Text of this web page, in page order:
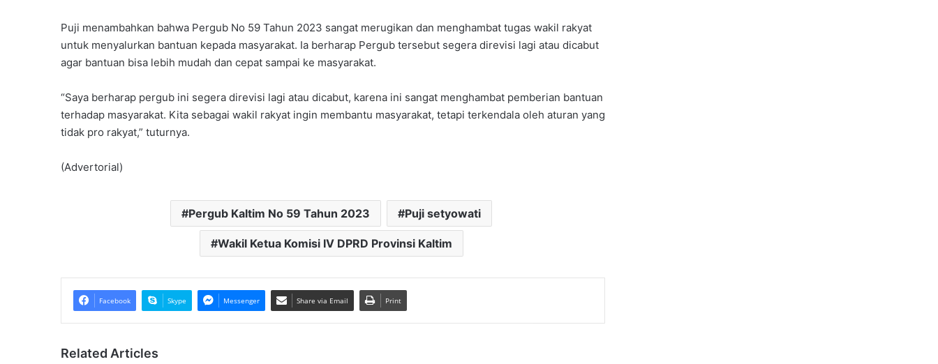
Puji menambahkan bahwa Pergub No 59 Tahun 2023 sangat merugikan dan menghambat tugas wakil rakyat
untuk menyalurkan bantuan kepada masyarakat. Ia berharap Pergub tersebut segera direvisi lagi atau dicabut
agar bantuan bisa lebih mudah dan cepat sampai ke masyarakat.
“Saya berharap pergub ini segera direvisi lagi atau dicabut, karena ini sangat menghambat pemberian bantuan
terhadap masyarakat. Kita sebagai wakil rakyat ingin membantu masyarakat, tetapi terkendala oleh aturan yang
tidak pro rakyat,” tuturnya.
(Advertorial)
Pergub Kaltim No 59 Tahun 2023 Puji setyowati
Wakil Ketua Komisi IV DPRD Provinsi Kaltim
Facebook Skype Messenger Share via Email Print
Related Articles